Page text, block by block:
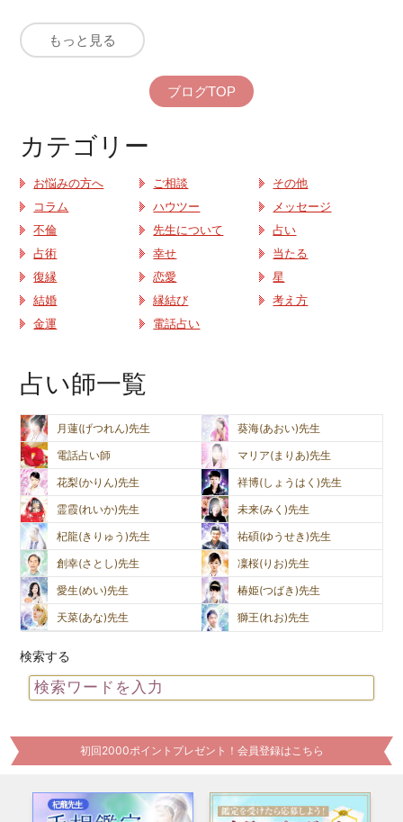
もっと見る
ブログTOP
カテゴリー
お悩みの方へ ご相談
その他
コラム
ハウツー
メッセージ
不倫
先生について
占い
占術
幸せ
当たる
復縁
恋愛
星
結婚
縁結び
考え方
金運
電話占い
占い師一覧
月蓮(げつれん)先生
葵海(あおい)先生
電話占い師
マリア(まりあ)先生
花梨(かりん)先生
祥博(しょうはく)先生
霊霞(れいか)先生
未来(みく)先生
杞龍(きりゅう)先生
祐碩(ゆうせき)先生
創幸(さとし)先生
凜桜(りお)先生
愛生(めい)先生
椿姫(つばき)先生
天菜(あな)先生
獅王(れお)先生
検索する
初回2000ポイントプレゼント！会員登録はこちら